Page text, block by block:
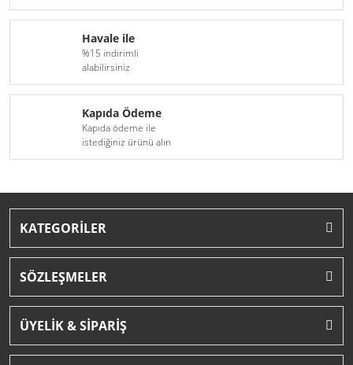
Havale ile
%15 indirimli
alabilirsiniz
Kapıda Ödeme
Kapıda ödeme ile
istediğiniz ürünü alın
KATEGORİLER
SÖZLEŞMELER
ÜYELİK & SİPARİŞ